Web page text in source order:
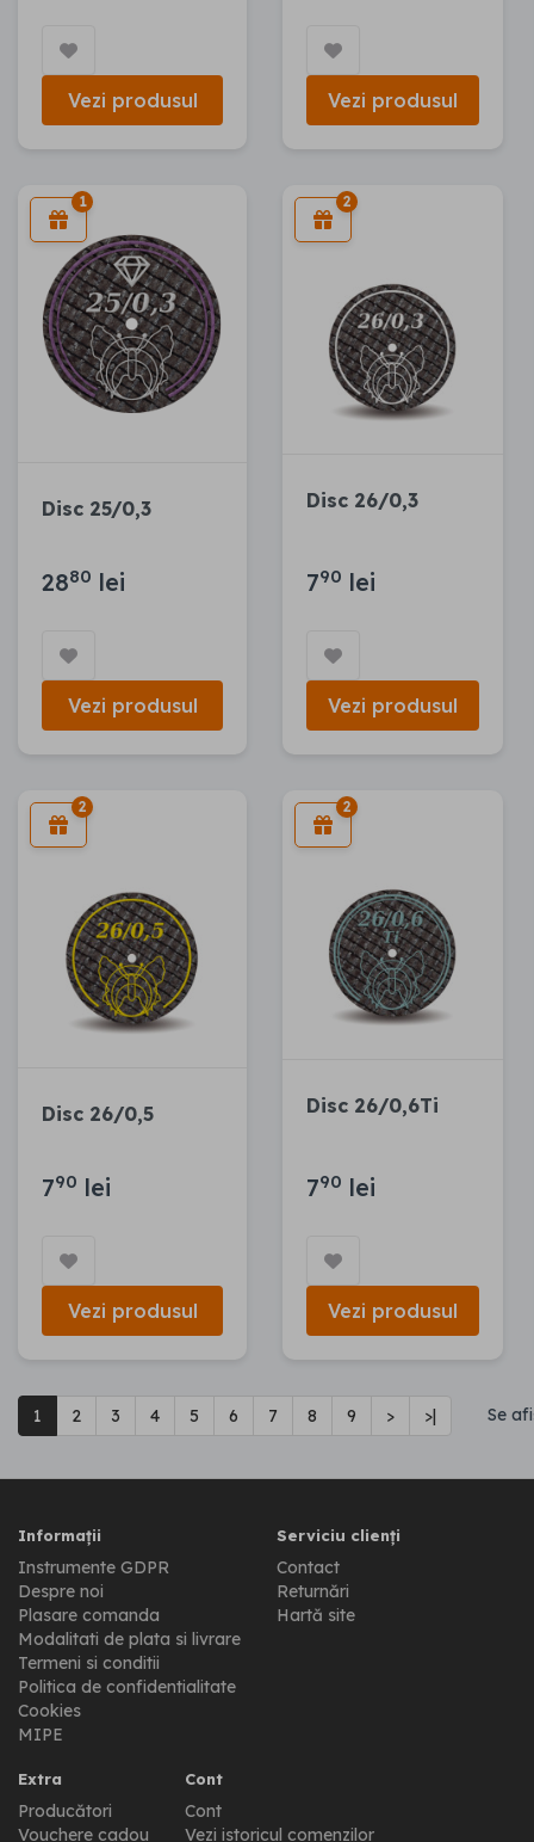
Vezi produsul Vezi produsul
1
Disc 25/0,3
2880 lei
Vezi produsul
2
Disc 26/0,3
790 lei
Vezi produsul
2
Disc 26/0,5
790 lei
Vezi produsul
2
Disc 26/0,6Ti
790 lei
Vezi produsul
1 2 3 4 5 6 7 8 9 > >| Se
Informații
Instrumente GDPR
Despre noi
Plasare comanda
Modalitati de plata si livrare
Termeni si conditii
Politica de confidentialitate
Cookies
MIPE
Serviciu clienți
Contact
Returnări
Hartă site
Extra
Producători
Vouchere cadou
Cont
Cont
Vezi istoricul comenzilor